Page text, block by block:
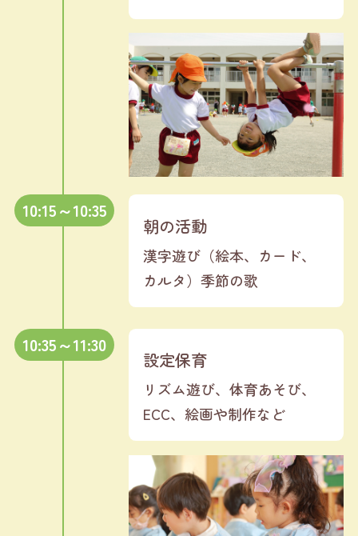
10:15～10:35
朝の活動
漢字遊び（絵本、カード、
カルタ）季節の歌
10:35～11:30
設定保育
リズム遊び、体育あそび、
ECC、絵画や制作など